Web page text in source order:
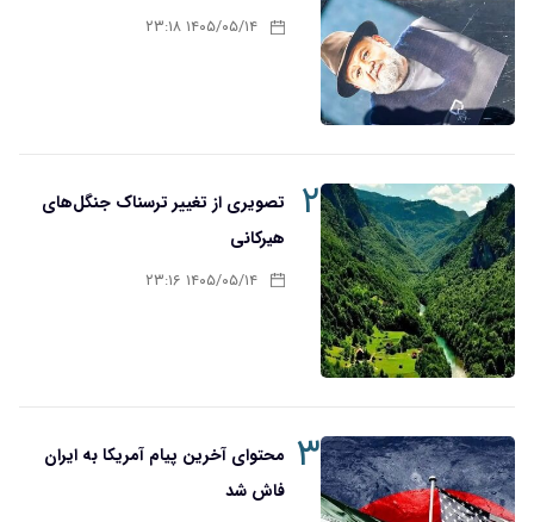
۱۴۰۵/۰۵/۱۴ ۲۳:۱۸
۲
تصویری از تغییر ترسناک جنگل‌های
هیرکانی
۱۴۰۵/۰۵/۱۴ ۲۳:۱۶
۳ محتوای آخرین پیام آمریکا به ایران
فاش شد